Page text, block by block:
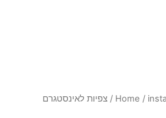
Home / / צפיות לאינסטגרם